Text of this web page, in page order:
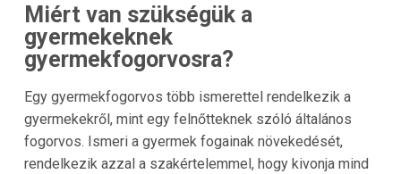
Miért van szükségük a
gyermekeknek
gyermekfogorvosra?
Egy gyermekfogorvos több ismerettel rendelkezik a
gyermekekről, mint egy felnőtteknek szóló általános
fogorvos. Ismeri a gyermek fogainak növekedését,
rendelkezik azzal a szakértelemmel, hogy kivonja mind